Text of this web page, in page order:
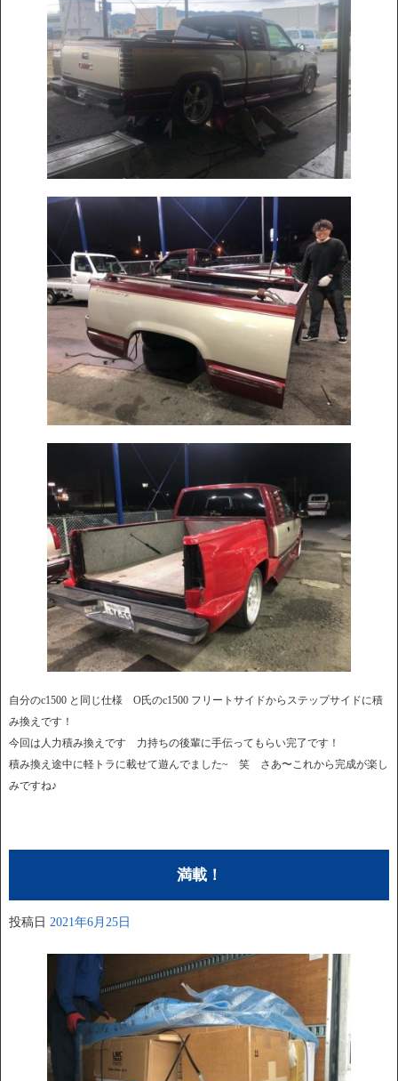
自分のc1500 と同じ仕様 O氏のc1500 フリートサイドからステップサイドに積
み換えです！
今回は人力積み換えです 力持ちの後輩に手伝ってもらい完了です！
積み換え途中に軽トラに載せて遊んでました~ 笑 さあ〜これから完成が楽し
みですね♪
満載！
投稿日 2021年6月25日